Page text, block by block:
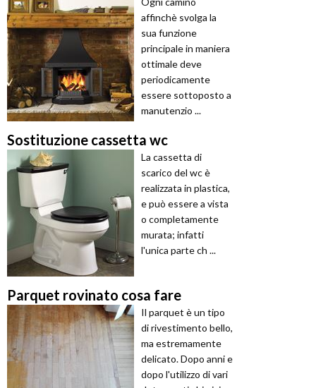
affinchè svolga la
sua funzione
principale in maniera
ottimale deve
periodicamente
essere sottoposto a
manutenzio ...
Sostituzione cassetta wc
La cassetta di
scarico del wc è
realizzata in plastica,
e può essere a vista
o completamente
murata; infatti
l'unica parte ch ...
Parquet rovinato cosa fare
Il parquet è un tipo
di rivestimento bello,
ma estremamente
delicato. Dopo anni e
dopo l'utilizzo di vari